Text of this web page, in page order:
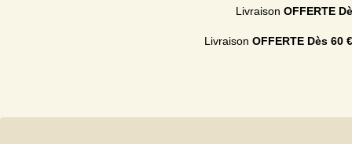
Livraison OFFERTE
Livraison OFFERTE Dès 60 €